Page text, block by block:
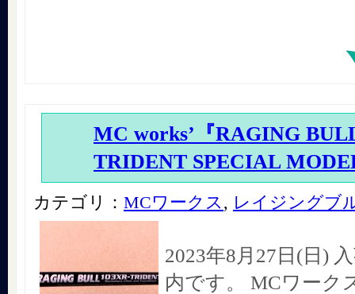
MC works’『RAGING
TRIDENT SPECIAL
カテゴリ： MCワークス , レイジングブ
2023年8月27日(日)
内です。 MCワーク